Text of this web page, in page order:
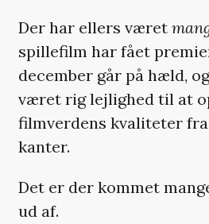
Der har ellers været
spillefilm har fået
december går på hæld,
været rig lejlighed til at
filmverdens kvaliteter
kanter.
Det er der kommet
ud af.